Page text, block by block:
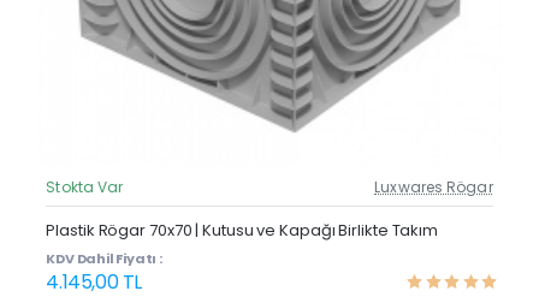
Güncel Fiyat
Stokta Var Luxwares Rögar
Plastik Rögar 70x70 | Kutusu ve Kapağı Birlikte Takım
KDV Dahil Fiyatı :
4.145,00 TL